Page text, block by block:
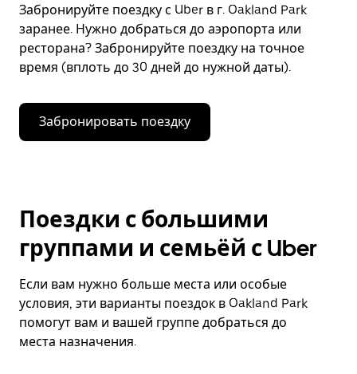
Забронируйте поездку с Uber в г. Oakland Park
заранее. Нужно добраться до аэропорта или
ресторана? Забронируйте поездку на точное
время (вплоть до 30 дней до нужной даты).
Забронировать поездку
Поездки с большими
группами и семьёй с Uber
Если вам нужно больше места или особые
условия, эти варианты поездок в Oakland Park
помогут вам и вашей группе добраться до
места назначения.